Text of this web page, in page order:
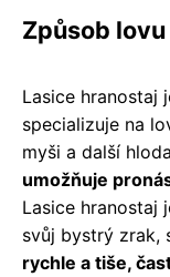
Způsob lovu
Lasice hranostaj
specializuje na
myši a další
umožňuje
Lasice hranostaj
svůj bystrý zrak,
rychle a tiše,